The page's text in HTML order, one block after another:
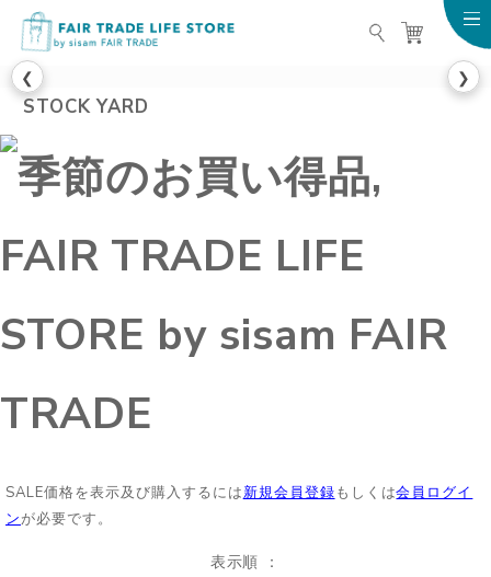
FAIR TRADE LIFE
❮ ❯
STOCK YARD
SALE価格を表示及び購入するには新規会員登録もしくは会員ログイ
ンが必要です。
表示順